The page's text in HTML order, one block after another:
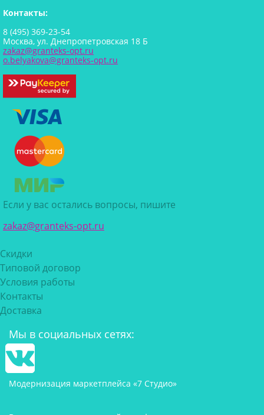
Контакты:
8 (495) 369-23-54
Москва, ул. Днепропетровская 18 Б
zakaz@granteks-opt.ru
o.belyakova@granteks-opt.ru
Если у вас остались вопросы, пишите
zakaz@granteks-opt.ru
Скидки
Типовой договор
Условия работы
Контакты
Доставка
Мы в социальных сетях:
Модернизация маркетплейса «7 Студио»